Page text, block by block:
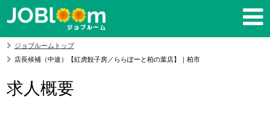
ジョブルームトップ
店長候補（中途）【紅虎餃子房／ららぽーと柏の葉店】｜柏市
求人概要